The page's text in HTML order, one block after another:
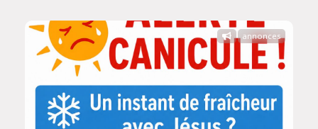
annonces